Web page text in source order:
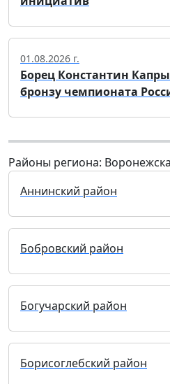
01.08.2026 г.
Борец Константин
бронзу чемпионата
Районы региона:
Аннинский район
Бобровский район
Богучарский район
Борисоглебский район